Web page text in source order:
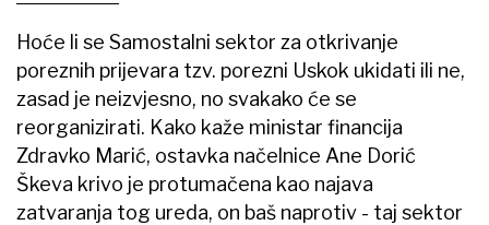
Hoće li se Samostalni sektor za otkrivanje
poreznih prijevara tzv. porezni Uskok ukidati ili ne,
zasad je neizvjesno, no svakako će se
reorganizirati. Kako kaže ministar financija
Zdravko Marić, ostavka načelnice Ane Dorić
Škeva krivo je protumačena kao najava
zatvaranja tog ureda, on baš naprotiv - taj sektor